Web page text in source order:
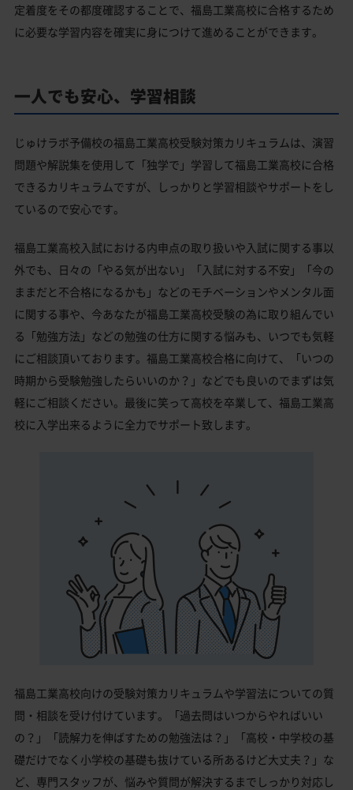
定着度をその都度確認することで、福島工業高校に合格するため
に必要な学習内容を確実に身につけて進めることができます。
一人でも安心、学習相談
じゅけラボ予備校の福島工業高校受験対策カリキュラムは、演習
問題や解説集を使用して「独学で」学習して福島工業高校に合格
できるカリキュラムですが、しっかりと学習相談やサポートをし
ているので安心です。
福島工業高校入試における内申点の取り扱いや入試に関する事以
外でも、日々の「やる気が出ない」「入試に対する不安」「今の
ままだと不合格になるかも」などのモチベーションやメンタル面
に関する事や、今あなたが福島工業高校受験の為に取り組んでい
る「勉強方法」などの勉強の仕方に関する悩みも、いつでも気軽
にご相談頂いております。福島工業高校合格に向けて、「いつの
時期から受験勉強したらいいのか？」などでも良いのでまずは気
軽にご相談ください。最後に笑って高校を卒業して、福島工業高
校に入学出来るように全力でサポート致します。
福島工業高校向けの受験対策カリキュラムや学習法についての質
問・相談を受け付けています。「過去問はいつからやればいい
の？」「読解力を伸ばすための勉強法は？」「高校・中学校の基
礎だけでなく小学校の基礎も抜けている所あるけど大丈夫？」な
ど、専門スタッフが、悩みや質問が解決するまでしっかり対応し